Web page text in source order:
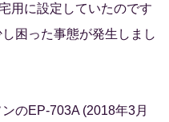
用に設定していたのです
困った事態が発生しまし
のEP-703A (2018年3月